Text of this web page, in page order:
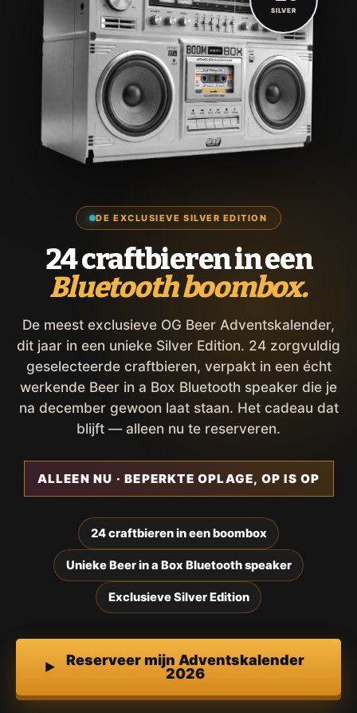
DE EXCLUSIEVE SILVER EDITION
24 craftbieren in een
Bluetooth boombox.
De meest exclusieve OG Beer Adventskalender,
dit jaar in een unieke Silver Edition. 24 zorgvuldig
geselecteerde craftbieren, verpakt in een écht
werkende Beer in a Box Bluetooth speaker die je
na december gewoon laat staan. Het cadeau dat
blijft — alleen nu te reserveren.
ALLEEN NU · BEPERKTE OPLAGE, OP IS OP
24 craftbieren in een boombox
Unieke Beer in a Box Bluetooth speaker
Exclusieve Silver Edition
Reserveer mijn Adventskalender
2026
SILVER